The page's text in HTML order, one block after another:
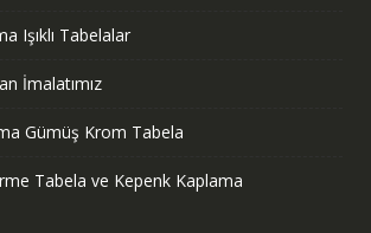
Işıklı Tabelalar
İmalatımız
Gümüş Krom Tabela
Tabela ve Kepenk Kaplama